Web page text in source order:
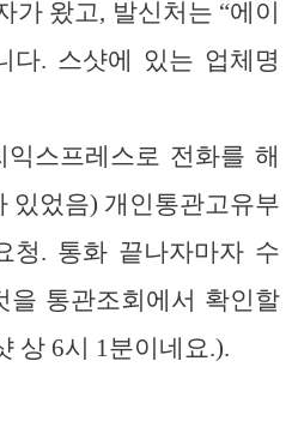
가 왔고, 발신처는 “에이
다. 스샷에 있는 업체명
스프레스로 전화를 해
있었음) 개인통관고유부
청. 통화 끝나자마자 수
을 통관조회에서 확인할
상 6시 1분이네요.).